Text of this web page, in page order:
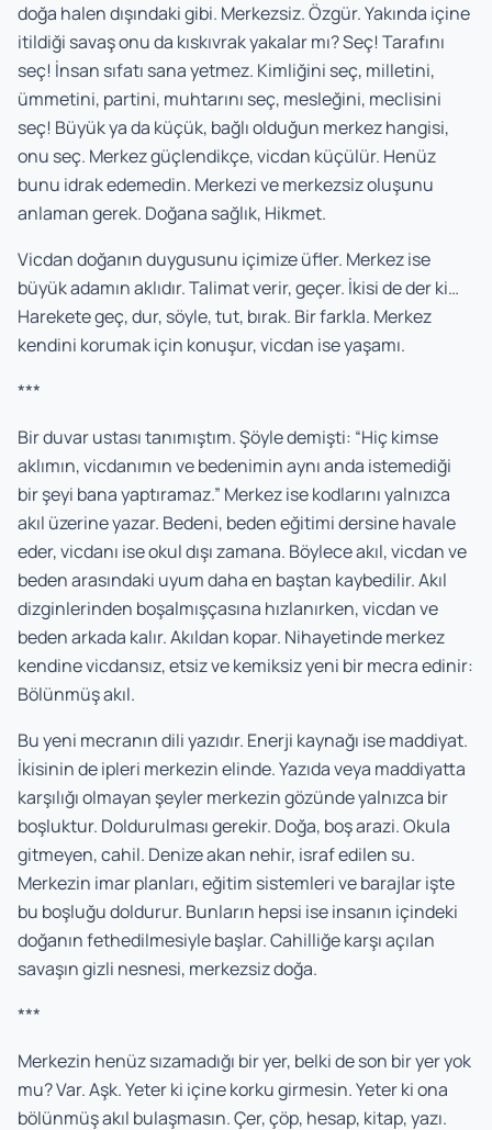
doğa halen dışındaki gibi. Merkezsiz. Özgür. Yakında içine
itildiği savaş onu da kıskıvrak yakalar mı? Seç! Tarafını
seç! İnsan sıfatı sana yetmez. Kimliğini seç, milletini,
ümmetini, partini, muhtarını seç, mesleğini, meclisini
seç! Büyük ya da küçük, bağlı olduğun merkez hangisi,
onu seç. Merkez güçlendikçe, vicdan küçülür. Henüz
bunu idrak edemedin. Merkezi ve merkezsiz oluşunu
anlaman gerek. Doğana sağlık, Hikmet.
Vicdan doğanın duygusunu içimize üfler. Merkez ise
büyük adamın aklıdır. Talimat verir, geçer. İkisi de der ki…
Harekete geç, dur, söyle, tut, bırak. Bir farkla. Merkez
kendini korumak için konuşur, vicdan ise yaşamı.
***
Bir duvar ustası tanımıştım. Şöyle demişti: “Hiç kimse
aklımın, vicdanımın ve bedenimin aynı anda istemediği
bir şeyi bana yaptıramaz.” Merkez ise kodlarını yalnızca
akıl üzerine yazar. Bedeni, beden eğitimi dersine havale
eder, vicdanı ise okul dışı zamana. Böylece akıl, vicdan ve
beden arasındaki uyum daha en baştan kaybedilir. Akıl
dizginlerinden boşalmışçasına hızlanırken, vicdan ve
beden arkada kalır. Akıldan kopar. Nihayetinde merkez
kendine vicdansız, etsiz ve kemiksiz yeni bir mecra edinir:
Bölünmüş akıl.
Bu yeni mecranın dili yazıdır. Enerji kaynağı ise maddiyat.
İkisinin de ipleri merkezin elinde. Yazıda veya maddiyatta
karşılığı olmayan şeyler merkezin gözünde yalnızca bir
boşluktur. Doldurulması gerekir. Doğa, boş arazi. Okula
gitmeyen, cahil. Denize akan nehir, israf edilen su.
Merkezin imar planları, eğitim sistemleri ve barajlar işte
bu boşluğu doldurur. Bunların hepsi ise insanın içindeki
doğanın fethedilmesiyle başlar. Cahilliğe karşı açılan
savaşın gizli nesnesi, merkezsiz doğa.
***
Merkezin henüz sızamadığı bir yer, belki de son bir yer yok
mu? Var. Aşk. Yeter ki içine korku girmesin. Yeter ki ona
bölünmüş akıl bulaşmasın. Çer, çöp, hesap, kitap, yazı.